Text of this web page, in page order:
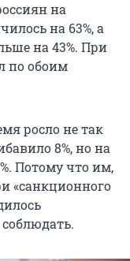
на
на 63%, а
на 43%. При
по обоим
росло не так
8%, но на
Потому что им,
«санкционного